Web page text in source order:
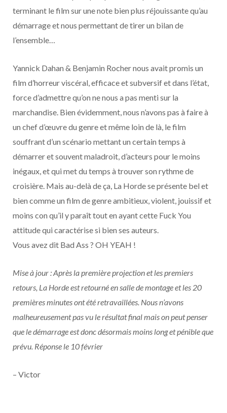
terminant le film sur une note bien plus réjouissante qu’au
démarrage et nous permettant de tirer un bilan de
l’ensemble…
Yannick Dahan & Benjamin Rocher nous avait promis un
film d’horreur viscéral, efficace et subversif et dans l’état,
force d’admettre qu’on ne nous a pas menti sur la
marchandise. Bien évidemment, nous n’avons pas à faire à
un chef d’œuvre du genre et même loin de là, le film
souffrant d’un scénario mettant un certain temps à
démarrer et souvent maladroit, d’acteurs pour le moins
inégaux, et qui met du temps à trouver son rythme de
croisière. Mais au-delà de ça, La Horde se présente bel et
bien comme un film de genre ambitieux, violent, jouissif et
moins con qu’il y paraît tout en ayant cette Fuck You
attitude qui caractérise si bien ses auteurs.
Vous avez dit Bad Ass ? OH YEAH !
Mise à jour : Après la première projection et les premiers
retours, La Horde est retourné en salle de montage et les 20
premières minutes ont été retravaillées. Nous n’avons
malheureusement pas vu le résultat final mais on peut penser
que le démarrage est donc désormais moins long et pénible que
prévu. Réponse le 10 février
– Victor